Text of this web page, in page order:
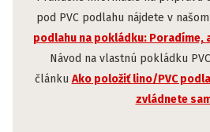
pod PVC podlahu nájdete v
podlahu na pokládku: Poradíme,
Návod na vlastnú pokládku
článku Ako položiť lino/PVC
zvládnete